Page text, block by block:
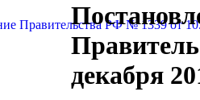
Правительства РФ № 1339 от
декабря